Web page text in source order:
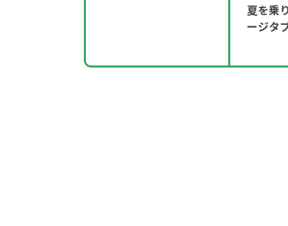
夏を乗
ージタ